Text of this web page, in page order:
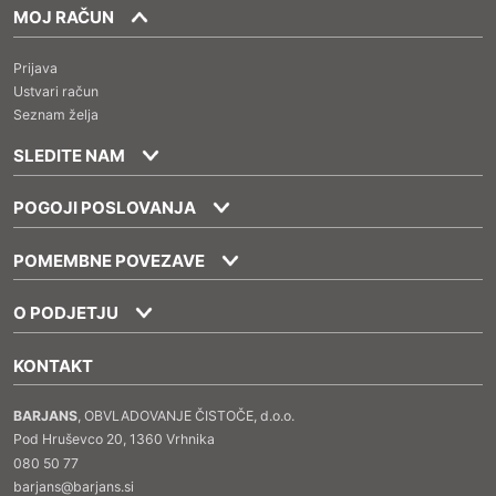
MOJ RAČUN
Prijava
Ustvari račun
Seznam želja
SLEDITE NAM
POGOJI POSLOVANJA
POMEMBNE POVEZAVE
O PODJETJU
KONTAKT
BARJANS, OBVLADOVANJE ČISTOČE, d.o.o.
Pod Hruševco 20, 1360 Vrhnika
080 50 77
barjans@barjans.si